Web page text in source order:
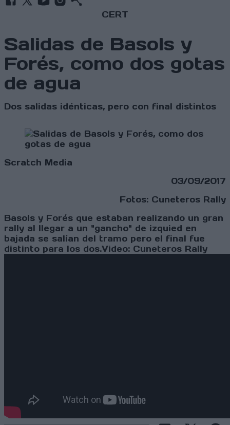
CERT
Salidas de Basols y
Forés, como dos gotas
de agua
Dos salidas idénticas, pero con final distintos
Scratch Media
03/09/2017
Fotos: Cuneteros Rally
Basols y Forés que estaban realizando un gran
rally al llegar a un "gancho" de izquied en
bajada se salían del tramo pero el final fue
distinto para los dos.Video: Cuneteros Rally